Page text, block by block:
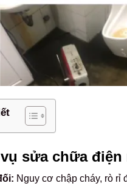
sửa chữa
Nguy cơ chập cháy, rò rỉ